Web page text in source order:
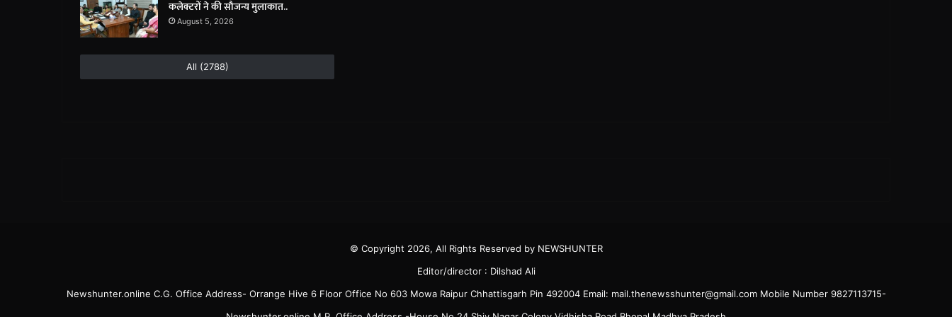
कलेक्टरों ने की सौजन्य मुलाकात..
August 5, 2026
All (2788)
© Copyright 2026, All Rights Reserved by NEWSHUNTER
Editor/director : Dilshad Ali
Newshunter.online C.G. Office Address- Orrange Hive 6 Floor Office No 603 Mowa Raipur Chhattisgarh Pin 492004 Email: mail.thenewsshunter@gmail.com Mobile Number 9827113715-